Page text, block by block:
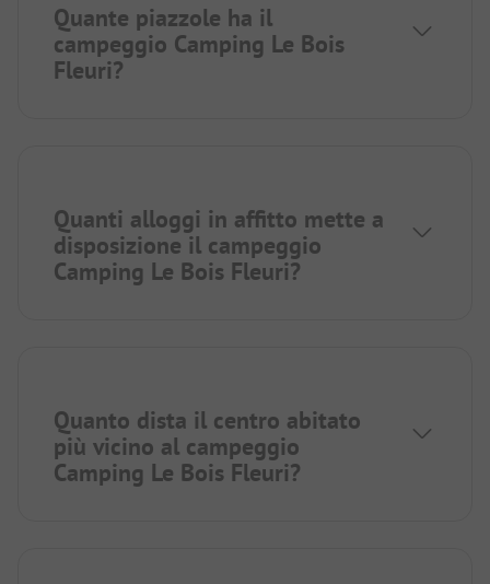
Quante piazzole ha il
campeggio Camping Le Bois
Fleuri?
Quanti alloggi in affitto mette a
disposizione il campeggio
Camping Le Bois Fleuri?
Quanto dista il centro abitato
più vicino al campeggio
Camping Le Bois Fleuri?